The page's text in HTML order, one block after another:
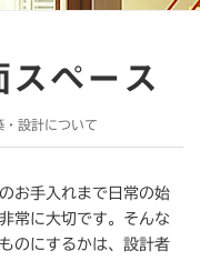
スペース
・設計について
お手入れまで日常の始
常に大切です。そんな
のにするかは、設計者